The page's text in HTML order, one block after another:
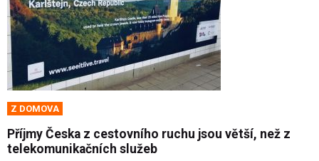
Z DOMOVA
Příjmy Česka z cestovního ruchu jsou větší, než z
telekomunikačních služeb